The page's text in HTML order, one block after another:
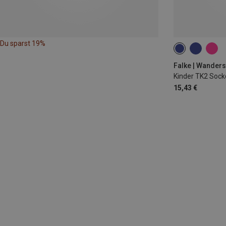
Du sparst 19%
Falke |
Kinder TK2
15,43 €
23|24|25|26
35|36|37|38